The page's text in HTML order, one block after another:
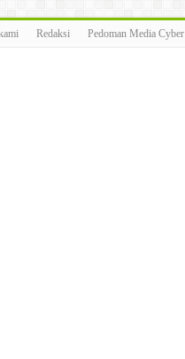
Redaksi Pedoman Media Cyber